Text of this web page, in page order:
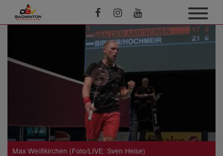
Max Weißkirchen (Foto/LIVE: Sven Heise)